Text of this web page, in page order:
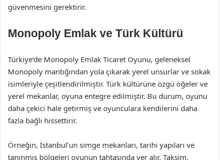
güvenmesini gerektirir.
Monopoly Emlak ve Türk Kültürü
Türkiye’de Monopoly Emlak Ticaret Oyunu, geleneksel
Monopoly mantığından yola çıkarak yerel unsurlar ve sokak
isimleriyle çeşitlendirilmiştir. Türk kültürüne özgü öğeler ve
yerel mekanlar, oyuna entegre edilmiştir. Bu durum, oyunu
daha çekici hale getirmiş ve oyunculara kendilerini daha
fazla bağlı hissettirir.
Örneğin, İstanbul’un simge mekanları, tarihi yapıları ve
tanınmış bölgeleri oyunun tahtasında yer alır. Taksim,